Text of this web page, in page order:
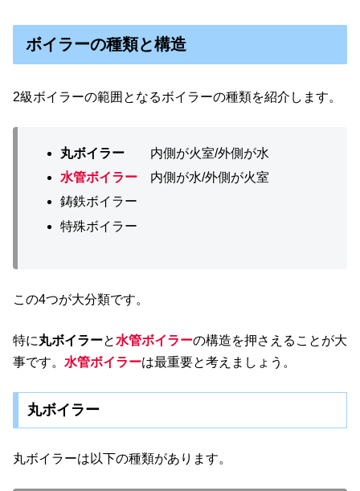
ボイラーの種類と構造
2級ボイラーの範囲となるボイラーの種類を紹介します。
丸ボイラー 内側が火室/外側が水
水管ボイラー 内側が水/外側が火室
鋳鉄ボイラー
特殊ボイラー
この4つが大分類です。
特に丸ボイラーと 水管ボイラーの構造を押さえることが大
事です。 水管ボイラーは最重要と考えましょう。
丸ボイラー
丸ボイラーは以下の種類があります。